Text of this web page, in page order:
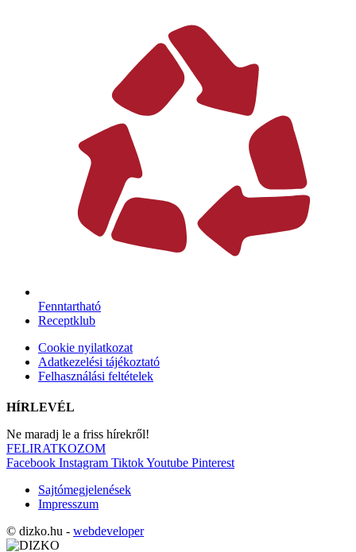
Fenntartható
Receptklub
Cookie nyilatkozat
Adatkezelési tájékoztató
Felhasználási feltételek
HÍRLEVÉL
Ne maradj le a friss hírekről!
FELIRATKOZOM
Facebook Instagram TiktokYoutube Pinterest
Sajtómegjelenések
Impresszum
© dizko.hu - webdeveloper